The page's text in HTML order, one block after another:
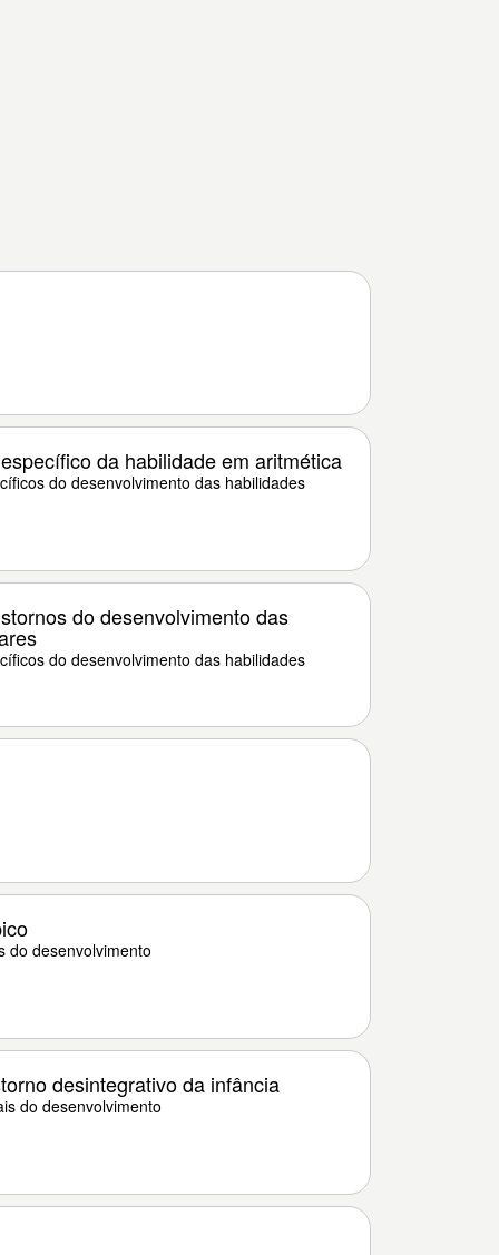
da habilidade em aritmética
do desenvolvimento das habilidades
do desenvolvimento das
do desenvolvimento das habilidades
do desenvolvimento
desintegrativo da infância
do desenvolvimento